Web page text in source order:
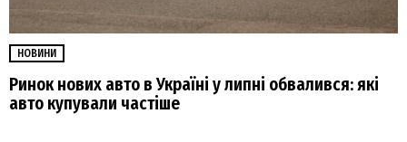
НОВИНИ
Ринок нових авто в Україні у липні обвалився: які
авто купували частіше